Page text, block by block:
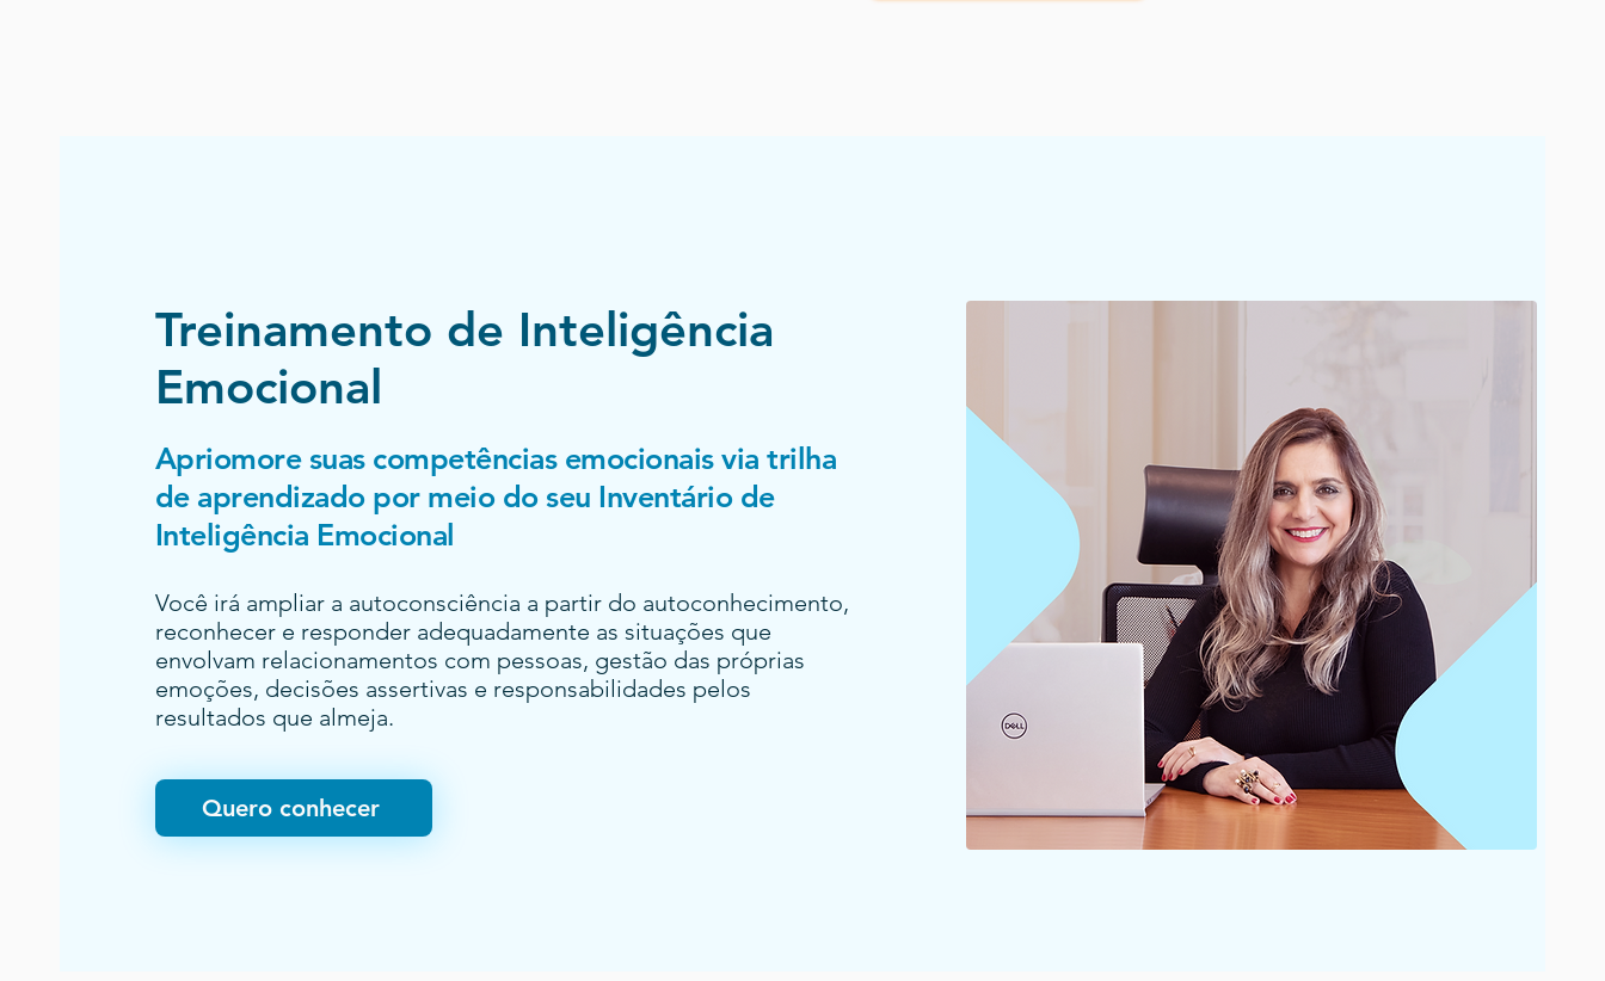
Treinamento de Inteligência
Emocional
Apriomore suas competências emocionais via trilha
de aprendizado por meio do seu Inventário de
Inteligência Emocional
Você irá ampliar a autoconsciência a partir do autoconhecimento,
reconhecer e responder adequadamente as situações que
envolvam relacionamentos com pessoas, gestão das próprias
emoções, decisões assertivas e responsabilidades pelos
resultados que almeja.
Quero conhecer